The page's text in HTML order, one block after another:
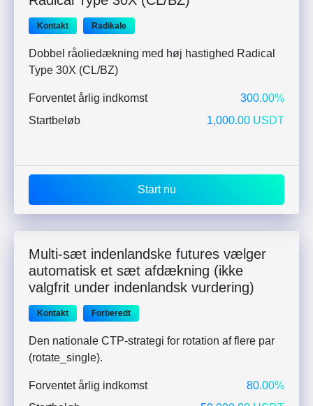
Kontakt Radikale
Dobbel råoliedækning med høj hastighed Radical
Type 30X (CL/BZ)
Forventet årlig indkomst
300.00%
Startbeløb
1,000.00 USDT
Start nu
Multi-sæt indenlandske futures vælger
automatisk et sæt afdækning (ikke
valgfrit under indenlandsk vurdering)
Kontakt Forberedt
Den nationale CTP-strategi for rotation af flere par
(rotate_single).
Forventet årlig indkomst
80.00%